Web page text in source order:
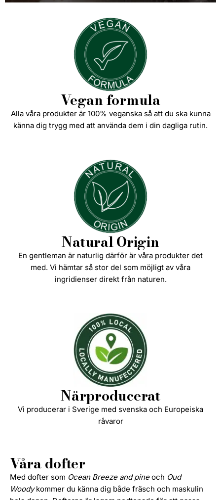
Vegan formula
Alla våra produkter är 100% veganska så att du ska kunna
känna dig trygg med att använda dem i din dagliga rutin.
Natural Origin
En gentleman är naturlig därför är våra produkter det
med. Vi hämtar så stor del som möjligt av våra
ingridienser direkt från naturen.
Närproducerat
Vi producerar i Sverige med svenska och Europeiska
råvaror
Våra dofter
Med dofter som Ocean Breeze and pineoch Oud
Woodykommer du känna dig både fräsch och maskulin